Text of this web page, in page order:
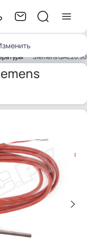
и
Siemens QAE26.90